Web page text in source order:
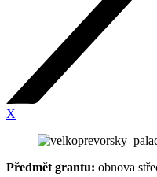
X
Předmět grantu: obnova